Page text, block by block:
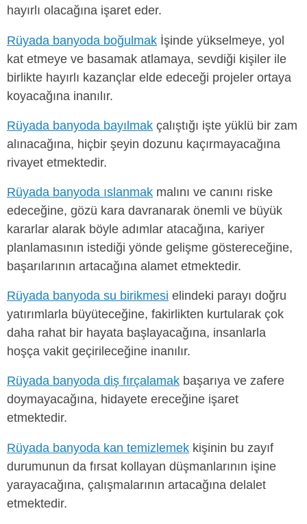
hayırlı olacağına işaret eder.
Rüyada banyoda boğulmak İşinde yükselmeye, yol
kat etmeye ve basamak atlamaya, sevdiği kişiler ile
birlikte hayırlı kazançlar elde edeceği projeler ortaya
koyacağına inanılır.
Rüyada banyoda bayılmak çalıştığı işte yüklü bir zam
alınacağına, hiçbir şeyin dozunu kaçırmayacağına
rivayet etmektedir.
Rüyada banyoda ıslanmak malını ve canını riske
edeceğine, gözü kara davranarak önemli ve büyük
kararlar alarak böyle adımlar atacağına, kariyer
planlamasının istediği yönde gelişme göstereceğine,
başarılarının artacağına alamet etmektedir.
Rüyada banyoda su birikmesi elindeki parayı doğru
yatırımlarla büyüteceğine, fakirlikten kurtularak çok
daha rahat bir hayata başlayacağına, insanlarla
hoşça vakit geçirileceğine inanılır.
Rüyada banyoda diş fırçalamak başarıya ve zafere
doymayacağına, hidayete ereceğine işaret
etmektedir.
Rüyada banyoda kan temizlemek kişinin bu zayıf
durumunun da fırsat kollayan düşmanlarının işine
yarayacağına, çalışmalarının artacağına delalet
etmektedir.